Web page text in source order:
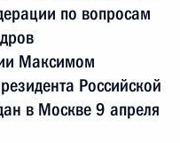
по вопросам
Максимом
Российской
в Москве 9 апреля